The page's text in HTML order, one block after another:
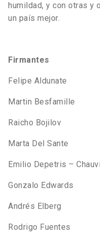
humildad, y con otras y
un país mejor.
Firmantes
Felipe Aldunate
Martin Besfamille
Raicho Bojilov
Marta Del Sante
Emilio Depetris –
Gonzalo Edwards
Andrés Elberg
Rodrigo Fuentes